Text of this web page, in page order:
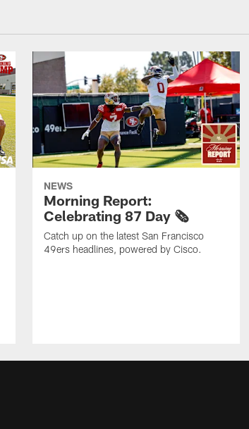
NEWS
Morning Report:
Celebrating 87 Day 🗞️
Catch up on the latest San Francisco
49ers headlines, powered by Cisco.